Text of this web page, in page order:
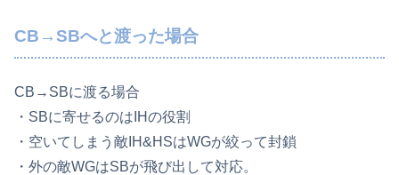
CB→SBへと渡った場合
CB→SBに渡る場合
・SBに寄せるのはIHの役割
・空いてしまう敵IH&HSはWGが絞って封鎖
・外の敵WGはSBが飛び出して対応。